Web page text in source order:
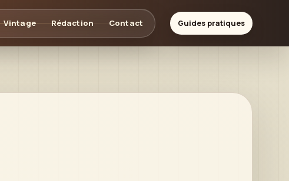
Vintage Rédaction Contact Guides pratiques